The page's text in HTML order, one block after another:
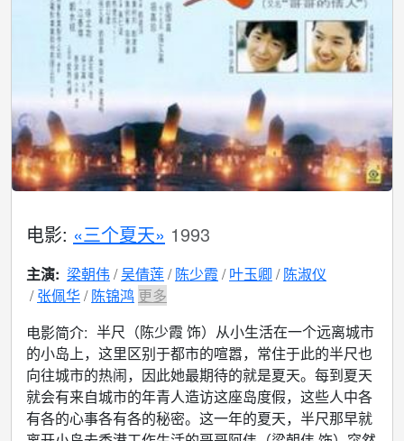
电影: «三个夏天» 1993
主演: 梁朝伟 吴倩莲 陈少霞 叶玉卿
陈淑仪
张佩华 陈锦鸿 更多
电影简介: 半尺（陈少霞 饰）从小生活在一个远离城市
的小岛上，这里区别于都市的喧嚣，常住于此的半尺也
向往城市的热闹，因此她最期待的就是夏天。每到夏天
就会有来自城市的年青人造访这座岛度假，这些人中各
有各的心事各有各的秘密。这一年的夏天，半尺那早就